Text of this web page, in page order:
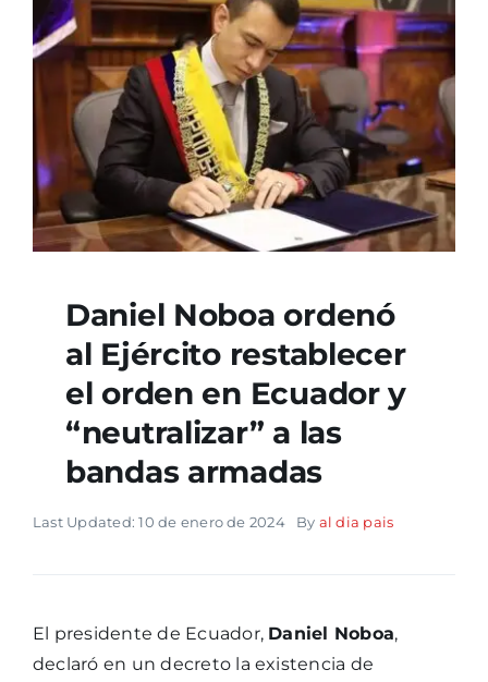
Daniel Noboa ordenó
al Ejército restablecer
el orden en Ecuador y
“neutralizar” a las
bandas armadas
Last Updated: 10 de enero de 2024 By al dia pais
El presidente de Ecuador, Daniel Noboa,
declaró en un decreto la existencia de